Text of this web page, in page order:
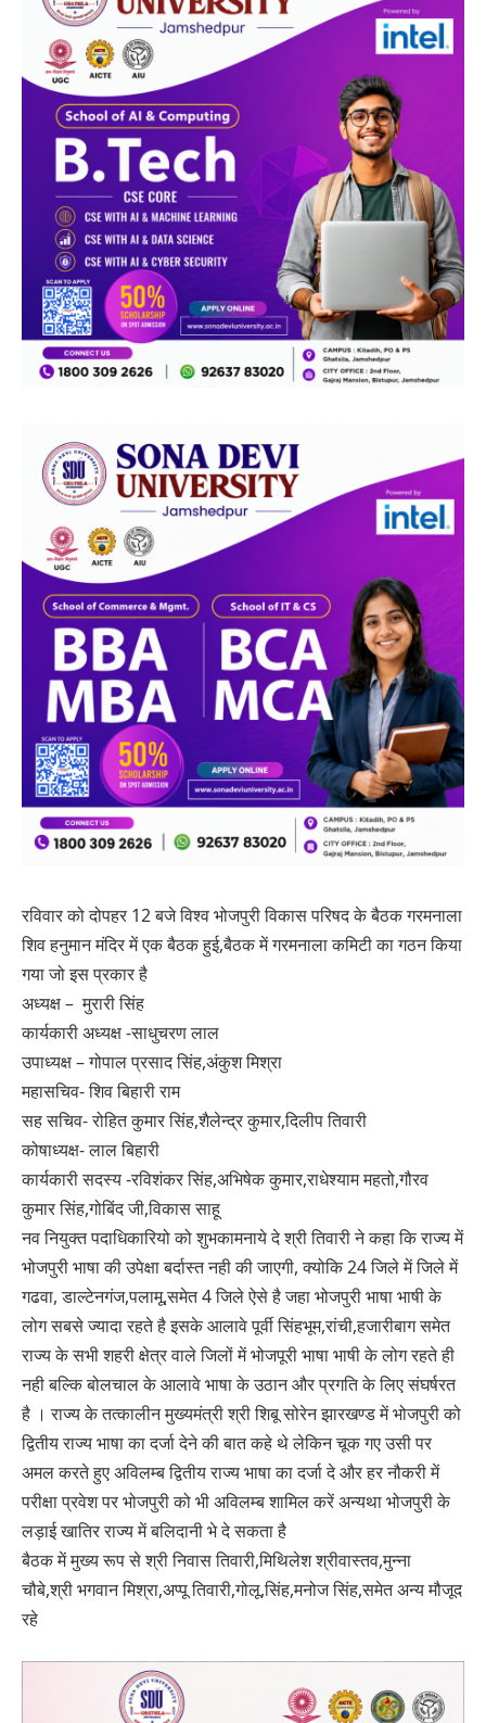
रविवार को दोपहर 12 बजे विश्व भोजपुरी विकास परिषद के बैठक गरमनाला
शिव हनुमान मंदिर में एक बैठक हुई,बैठक में गरमनाला कमिटी का गठन किया
गया जो इस प्रकार है
अध्यक्ष – मुरारी सिंह
कार्यकारी अध्यक्ष -साधुचरण लाल
उपाध्यक्ष – गोपाल प्रसाद सिंह,अंकुश मिश्रा
महासचिव- शिव बिहारी राम
सह सचिव- रोहित कुमार सिंह,शैलेन्द्र कुमार,दिलीप तिवारी
कोषाध्यक्ष- लाल बिहारी
कार्यकारी सदस्य -रविशंकर सिंह,अभिषेक कुमार,राधेश्याम महतो,गौरव
कुमार सिंह,गोबिंद जी,विकास साहू
नव नियुक्त पदाधिकारियो को शुभकामनाये दे श्री तिवारी ने कहा कि राज्य में
भोजपुरी भाषा की उपेक्षा बर्दास्त नही की जाएगी, क्योकि 24 जिले में जिले में
गढवा, डाल्टेनगंज,पलामू,समेत 4 जिले ऐसे है जहा भोजपुरी भाषा भाषी के
लोग सबसे ज्यादा रहते है इसके आलावे पूर्वी सिंहभूम,रांची,हजारीबाग समेत
राज्य के सभी शहरी क्षेत्र वाले जिलों में भोजपूरी भाषा भाषी के लोग रहते ही
नही बल्कि बोलचाल के आलावे भाषा के उठान और प्रगति के लिए संघर्षरत
है । राज्य के तत्कालीन मुख्यमंत्री श्री शिबू सोरेन झारखण्ड में भोजपुरी को
द्वितीय राज्य भाषा का दर्जा देने की बात कहे थे लेकिन चूक गए उसी पर
अमल करते हुए अविलम्ब द्वितीय राज्य भाषा का दर्जा दे और हर नौकरी में
परीक्षा प्रवेश पर भोजपुरी को भी अविलम्ब शामिल करें अन्यथा भोजपुरी के
लड़ाई खातिर राज्य में बलिदानी भे दे सकता है
बैठक में मुख्य रूप से श्री निवास तिवारी,मिथिलेश श्रीवास्तव,मुन्ना
चौबे,श्री भगवान मिश्रा,अप्पू तिवारी,गोलू,सिंह,मनोज सिंह,समेत अन्य मौजूद
रहे